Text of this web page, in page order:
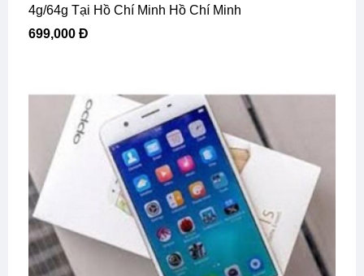
4g/64g Tại Hồ Chí Minh Hồ Chí Minh
699,000 Đ